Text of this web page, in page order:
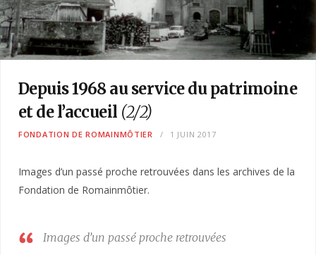
Depuis 1968 au service du patrimoine
et de l’accueil (2/2)
FONDATION DE ROMAINMÔTIER 1 JUIN 2017
Images d’un passé proche retrouvées dans les archives de la
Fondation de Romainmôtier.
Images d’un passé proche retrouvées